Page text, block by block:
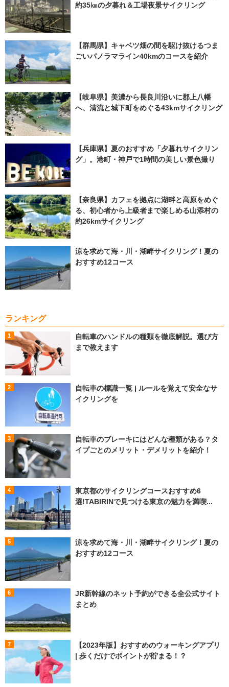
約35㎞の夕暮れ＆工場夜景サイクリング
【群馬県】キャベツ畑の間を駆け抜けるつま
ごいパノラマライン40kmのコースを紹介
【岐阜県】美濃から長良川沿いに郡上八幡
へ、清流と城下町をめぐる43kmサイクリング
【兵庫県】夏のおすすめ「夕暮れサイクリン
グ」。港町・神戸で1時間の美しい景色撮り
【奈良県】カフェを拠点に湖畔と高原をめぐ
る、初心者から上級者まで楽しめる山添村の
約26kmサイクリング
涼を求めて海・川・湖畔サイクリング！夏の
おすすめ12コース
ランキング
自転車のハンドルの種類を徹底解説。選び方
まで教えます
自転車の標識一覧 | ルールを覚えて安全なサ
イクリングを
自転車のブレーキにはどんな種類がある？タ
イプごとのメリット・デメリットを紹介！
東京都のサイクリングコースおすすめ6
選!TABIRINで見つける東京の魅力を満喫...
涼を求めて海・川・湖畔サイクリング！夏の
おすすめ12コース
JR新幹線のネット予約ができる全公式サイト
まとめ
【2023年版】おすすめのウォーキングアプリ
| 歩くだけでポイントが貯まる！？